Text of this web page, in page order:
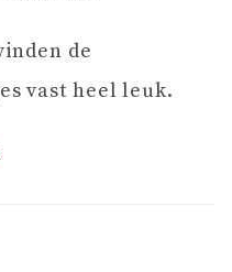
de
vast heel leuk.